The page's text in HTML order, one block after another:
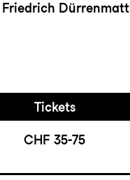
Dürrenmatt
Tickets
CHF 35-75